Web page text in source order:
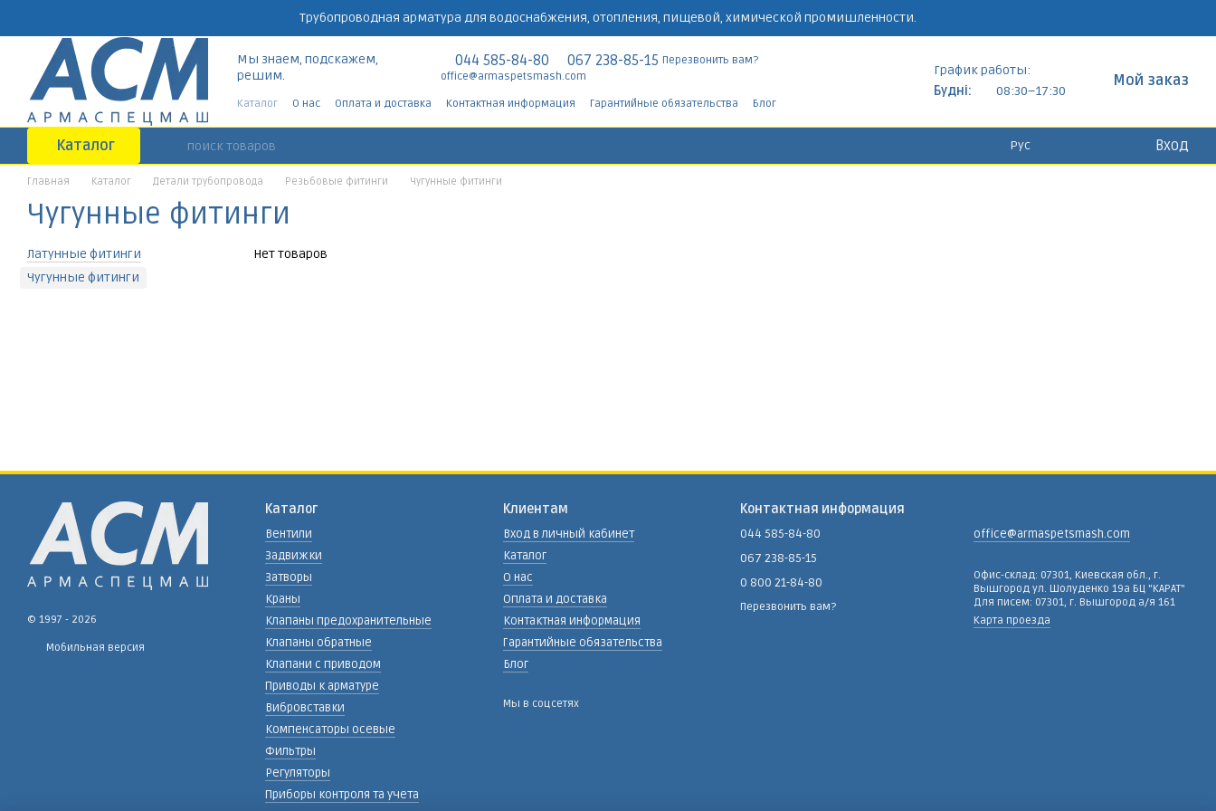
Трубопроводная арматура для водоснабжения, отопления, пищевой, химической промишленности.
Мы знаем, подскажем,
решим.
044 585-84-80 067 238-85-15 Перезвонить вам?
office@armaspetsmash.com
Каталог
О нас Оплата и доставка Контактная информация Гарантийные обязательства Блог
График работы:
Будні:
08:30–17:30
Мой заказ
Каталог Рус Вход
Главная Каталог Детали трубопровода Резьбовые фитинги Чугунные фитинги
Чугунные фитинги
Нет товаров
Латунные фитинги
Чугунные фитинги
© 1997 - 2026
Мобильная версия
Каталог
Вентили
Задвижки
Затворы
Краны
Клапаны предохранительные
Клапаны обратные
Клапани с приводом
Приводы к арматуре
Вибровставки
Компенсаторы осевые
Фильтры
Регуляторы
Приборы контроля та учета
Клиентам
Вход в личный кабинет
Каталог
О нас
Оплата и доставка
Контактная информация
Гарантийные обязательства
Блог
Мы в соцсетях
Контактная информация
044 585-84-80
067 238-85-15
0 800 21-84-80
Перезвонить вам?
office@armaspetsmash.com
Офис-склад: 07301, Киевская обл., г.
Вышгород ул. Шолуденко 19а БЦ "КАРАТ"
Для писем: 07301, г. Вышгород а/я 161
Карта проезда